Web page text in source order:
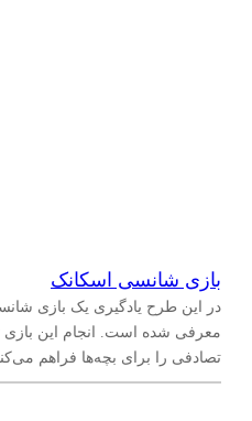
بازی شانسی اسکانک
در این طرح یادگیری یک بازی
معرفی شده است. انجام این بازی
تصادفی را برای بچه‌ها فراهم